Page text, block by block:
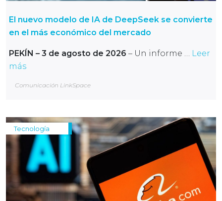
El nuevo modelo de IA de DeepSeek se convierte
en el más económico del mercado
PEKÍN – 3 de agosto de 2026 – Un informe … Leer
más
Comunicación LinkSpace
Tecnología